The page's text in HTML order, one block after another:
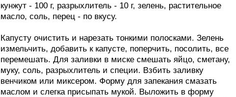
кунжут - 100 г, разрыхлитель - 10 г, зелень, растительное
масло, соль, перец - по вкусу.
Капусту очистить и нарезать тонкими полосками. Зелень
измельчить, добавить к капусте, поперчить, посолить, все
перемешать. Для заливки в миске смешать яйцо, сметану,
муку, соль, разрыхлитель и специи. Взбить заливку
венчиком или миксером. Форму для запекания смазать
маслом и слегка присыпать мукой. Выложить в форму